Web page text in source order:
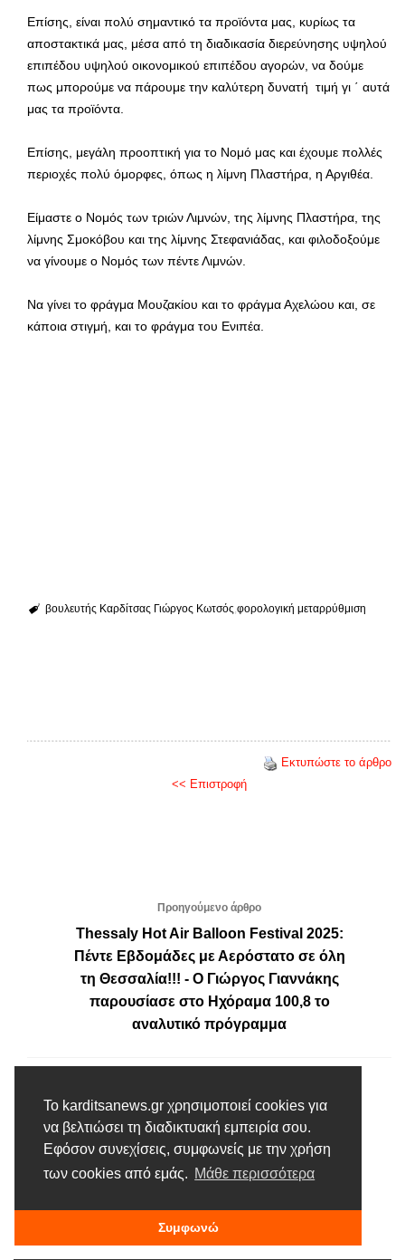
Το karditsanews.gr χρησιμοποιεί cookies για
να βελτιώσει τη διαδικτυακή εμπειρία σου.
Εφόσον συνεχίσεις, συμφωνείς με την χρήση
των cookies από εμάς. Μάθε περισσότερα
Συμφωνώ
Επίσης, είναι πολύ σημαντικό τα προϊόντα μας, κυρίως τα
αποστακτικά μας, μέσα από τη διαδικασία διερεύνησης υψηλού
επιπέδου υψηλού οικονομικού επιπέδου αγορών, να δούμε
πως μπορούμε να πάρουμε την καλύτερη δυνατή τιμή γι ΄ αυτά
μας τα προϊόντα.
Επίσης, μεγάλη προοπτική για το Νομό μας και έχουμε πολλές
περιοχές πολύ όμορφες, όπως η λίμνη Πλαστήρα, η Αργιθέα.
Είμαστε ο Νομός των τριών Λιμνών, της λίμνης Πλαστήρα, της
λίμνης Σμοκόβου και της λίμνης Στεφανιάδας, και φιλοδοξούμε
να γίνουμε ο Νομός των πέντε Λιμνών.
Να γίνει το φράγμα Μουζακίου και το φράγμα Αχελώου και, σε
κάποια στιγμή, και το φράγμα του Ενιπέα.
βουλευτής Καρδίτσας Γιώργος Κωτσός φορολογική μεταρρύθμιση
Εκτυπώστε το άρθρο
<< Επιστροφή
Προηγούμενο άρθρο
Thessaly Hot Air Balloon Festival 2025:
Πέντε Εβδομάδες με Αερόστατο σε όλη
τη Θεσσαλία!!! - Ο Γιώργος Γιαννάκης
παρουσίασε στο Ηχόραμα 100,8 το
αναλυτικό πρόγραμμα
Θραψίμι: Το χωριό των 80 κατοίκων και
των 6 μαθητών που αντιστέκεται
πολιτιστικά!!! - Κάτοικοι του χωριού
περιγράφουν στο Ηχόραμα 100,8 τη